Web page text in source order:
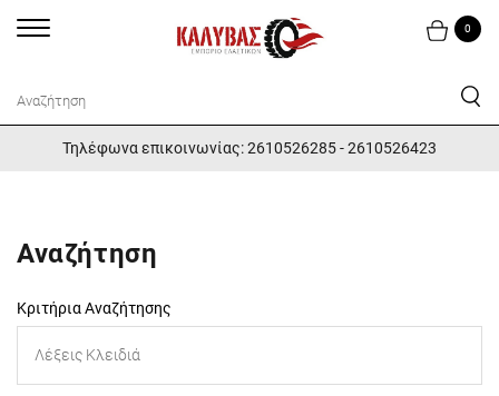
0
Τηλέφωνα επικοινωνίας: 2610526285 - 2610526423
Αναζήτηση
Κριτήρια Αναζήτησης